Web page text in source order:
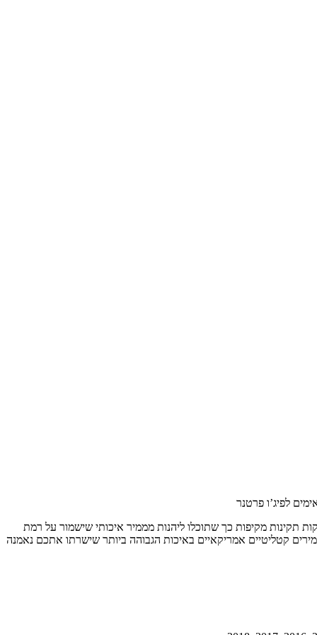
לפיג’ו פרטנר
תקינות מקיפות כך שתוכלו ליהנות מממיר איכותי שישמור על רמת
קטליטיים אמריקאיים באיכות הגבוהה ביותר שישרתו אתכם נאמנה